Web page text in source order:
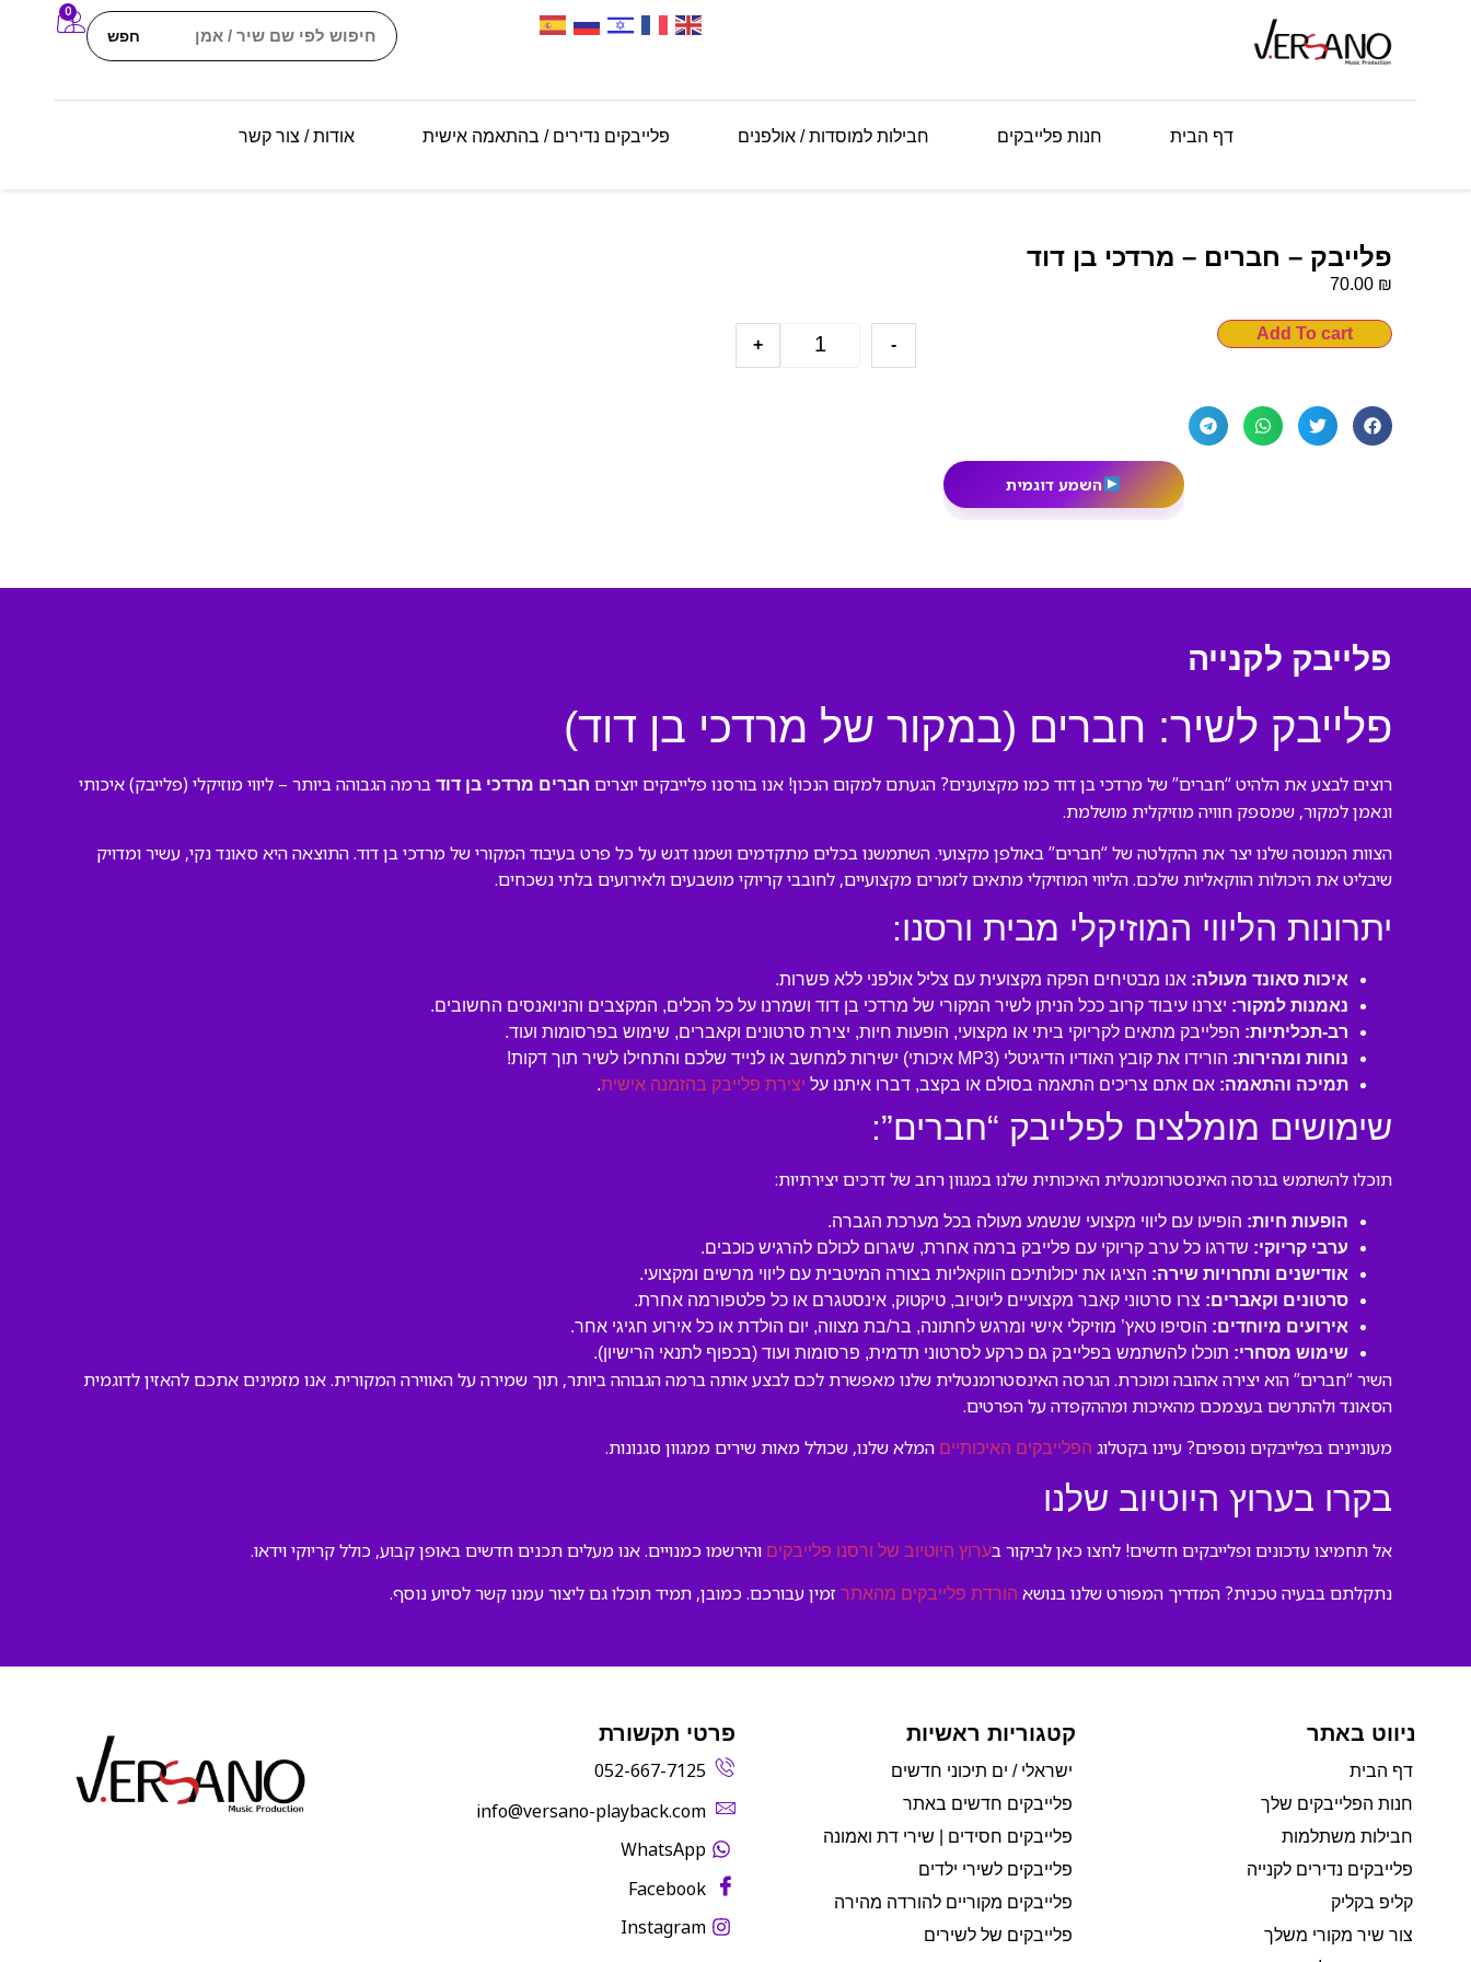
חפש
0
דף הבית חנות פלייבקים חבילות למוסדות / אולפנים פלייבקים נדירים / בהתאמה אישית אודות / צור קשר
פלייבק – חברים – מרדכי בן דוד
70.00 ₪
-
+
Add To cart
השמע דוגמית
פלייבק לקנייה
פלייבק לשיר: חברים (במקור של מרדכי בן דוד)
רוצים לבצע את הלהיט “חברים” של מרדכי בן דוד כמו מקצוענים? הגעתם למקום הנכון! אנו בורסנו פלייבקים יוצרים חברים מרדכי בן דוד ברמה הגבוהה ביותר – ליווי מוזיקלי (פלייבק) איכותי
ונאמן למקור, שמספק חוויה מוזיקלית מושלמת.
הצוות המנוסה שלנו יצר את ההקלטה של “חברים” באולפן מקצועי. השתמשנו בכלים מתקדמים ושמנו דגש על כל פרט בעיבוד המקורי של מרדכי בן דוד. התוצאה היא סאונד נקי, עשיר ומדויק
שיבליט את היכולות הווקאליות שלכם. הליווי המוזיקלי מתאים לזמרים מקצועיים, לחובבי קריוקי מושבעים ולאירועים בלתי נשכחים.
יתרונות הליווי המוזיקלי מבית ורסנו:
איכות סאונד מעולה: אנו מבטיחים הפקה מקצועית עם צליל אולפני ללא פשרות.
נאמנות למקור: יצרנו עיבוד קרוב ככל הניתן לשיר המקורי של מרדכי בן דוד ושמרנו על כל הכלים, המקצבים והניואנסים החשובים.
רב-תכליתיות: הפלייבק מתאים לקריוקי ביתי או מקצועי, הופעות חיות, יצירת סרטונים וקאברים, שימוש בפרסומות ועוד.
נוחות ומהירות: הורידו את קובץ האודיו הדיגיטלי (MP3 איכותי) ישירות למחשב או לנייד שלכם והתחילו לשיר תוך דקות!
תמיכה והתאמה: אם אתם צריכים התאמה בסולם או בקצב, דברו איתנו על יצירת פלייבק בהזמנה אישית.
שימושים מומלצים לפלייבק “חברים”:
תוכלו להשתמש בגרסה האינסטרומנטלית האיכותית שלנו במגוון רחב של דרכים יצירתיות:
הופעות חיות: הופיעו עם ליווי מקצועי שנשמע מעולה בכל מערכת הגברה.
ערבי קריוקי: שדרגו כל ערב קריוקי עם פלייבק ברמה אחרת, שיגרום לכולם להרגיש כוכבים.
אודישנים ותחרויות שירה: הציגו את יכולותיכם הווקאליות בצורה המיטבית עם ליווי מרשים ומקצועי.
סרטונים וקאברים: צרו סרטוני קאבר מקצועיים ליוטיוב, טיקטוק, אינסטגרם או כל פלטפורמה אחרת.
אירועים מיוחדים: הוסיפו טאץ’ מוזיקלי אישי ומרגש לחתונה, בר/בת מצווה, יום הולדת או כל אירוע חגיגי אחר.
שימוש מסחרי: תוכלו להשתמש בפלייבק גם כרקע לסרטוני תדמית, פרסומות ועוד (בכפוף לתנאי הרישיון).
השיר “חברים” הוא יצירה אהובה ומוכרת. הגרסה האינסטרומנטלית שלנו מאפשרת לכם לבצע אותה ברמה הגבוהה ביותר, תוך שמירה על האווירה המקורית. אנו מזמינים אתכם להאזין לדוגמית
הסאונד ולהתרשם בעצמכם מהאיכות ומההקפדה על הפרטים.
מעוניינים בפלייבקים נוספים? עיינו בקטלוג הפלייבקים האיכותיים המלא שלנו, שכולל מאות שירים ממגוון סגנונות.
בקרו בערוץ היוטיוב שלנו
אל תחמיצו עדכונים ופלייבקים חדשים! לחצו כאן לביקור בערוץ היוטיוב של ורסנו פלייבקים והירשמו כמנויים. אנו מעלים תכנים חדשים באופן קבוע, כולל קריוקי וידאו.
נתקלתם בבעיה טכנית? המדריך המפורט שלנו בנושא הורדת פלייבקים מהאתר זמין עבורכם. כמובן, תמיד תוכלו גם ליצור עמנו קשר לסיוע נוסף.
ניווט באתר
דף הבית
חנות הפלייבקים שלך
חבילות משתלמות
פלייבקים נדירים לקנייה
קליפ בקליק
צור שיר מקורי משלך
קטגוריות ראשיות
ישראלי / ים תיכוני חדשים
פלייבקים חדשים באתר
פלייבקים חסידים | שירי דת ואמונה
פלייבקים לשירי ילדים
פלייבקים מקוריים להורדה מהירה
פלייבקים של לשירים
פרטי תקשורת
052-667-7125
‫info@versano-playback.com‬
WhatsApp
Facebook
Instagram